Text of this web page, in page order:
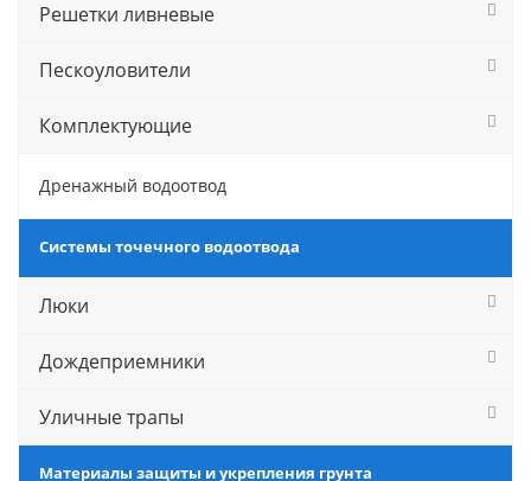
Решетки ливневые
Пескоуловители
Комплектующие
Дренажный водоотвод
Системы точечного водоотвода
Люки
Дождеприемники
Уличные трапы
Материалы защиты и укрепления грунта